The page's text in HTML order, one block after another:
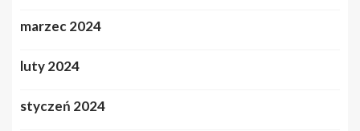
marzec 2024
luty 2024
styczeń 2024